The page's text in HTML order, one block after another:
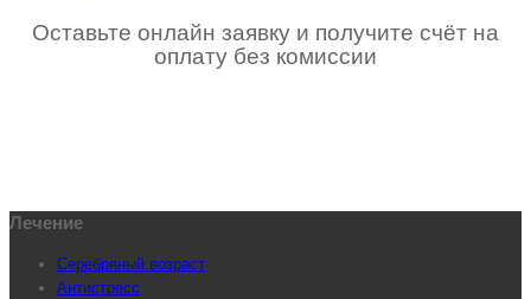
Оставьте онлайн заявку и получите счёт на
оплату без комиссии
Лечение
Серебряный возраст
Антистресс